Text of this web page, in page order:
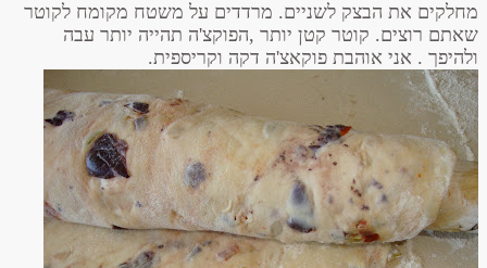
מחלקים את הבצק לשניים. מרדדים על משטח מקומח לקוטר
שאתם רוצים. קוטר קטן יותר ,הפוקצ'ה תהייה יותר עבה
ולהיפך . אני אוהבת פוקאצ'ה דקה וקריספית.